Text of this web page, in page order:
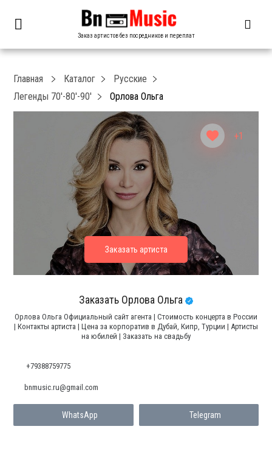
Заказ артистов без посредников и переплат
+1
Главная Каталог
Русские
Легенды 70′-80′-90′
Орлова Ольга
Заказать Орлова Ольга
Орлова Ольга Официальный сайт агента | Стоимость концерта в России
| Контакты артиста | Цена за корпоратив в Дубай, Кипр, Турции | Артисты
на юбилей | Заказать на свадьбу
+79388759775
WhatsApp Telegram
bnmusic.ru@gmail.com